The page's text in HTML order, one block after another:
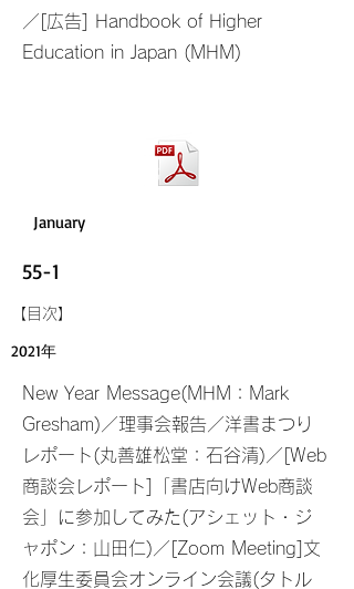
／[広告] Handbook of Higher
Education in Japan (MHM)
January
55-1
​【目次】
2021年
New Year Message(MHM：Mark
Gresham)／理事会報告／洋書まつり
レポート(丸善雄松堂：石谷清)／[Web
商談会レポート]「書店向けWeb商談
会」に参加してみた(アシェット・ジ
ャポン：山田仁)／[Zoom Meeting]文
化厚生委員会オンライン会議(タトル